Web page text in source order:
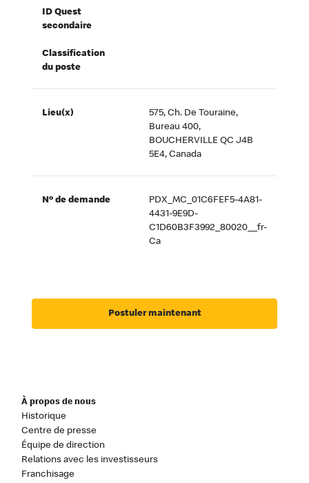
ID Quest
secondaire
Classification
du poste
Lieu(x)
575, Ch. De Touraine,
Bureau 400,
BOUCHERVILLE QC J4B
5E4, Canada
Nº de demande
PDX_MC_01C6FEF5-4A81-
4431-9E9D-
C1D60B3F3992_80020__fr-
Ca
Postuler maintenant
À propos de nous
Historique
Centre de presse
Équipe de direction
Relations avec les investisseurs
Franchisage